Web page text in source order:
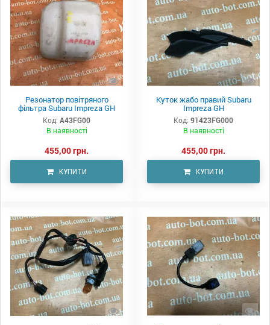
Резонатор повітряного
фільтра Subaru Impreza GH
Код: A43FG00
В наявності
455,00 грн.
КУПИТИ
Куток жабо правий Subaru
Impreza GH
Код: 91423FG000
В наявності
455,00 грн.
КУПИТИ